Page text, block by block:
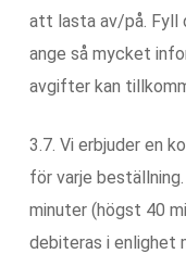
att lasta av/på. Fyll
ange så mycket
avgifter kan
3.7. Vi erbjuder en
för varje
minuter (högst 40
debiteras i enlighet